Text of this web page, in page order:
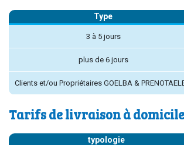
Type
3 à 5 jours
plus de 6 jours
Clients et/ou Propriétaires GOELBA &
Tarifs de livraison à domicile
typologie